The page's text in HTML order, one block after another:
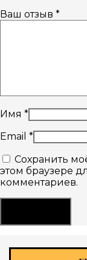
Ваш отзыв *
Имя *
Email *
Сохранить
этом браузере
комментариев.